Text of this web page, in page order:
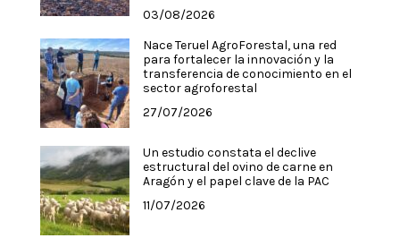
03/08/2026
Nace Teruel AgroForestal, una red
para fortalecer la innovación y la
transferencia de conocimiento en el
sector agroforestal
27/07/2026
Un estudio constata el declive
estructural del ovino de carne en
Aragón y el papel clave de la PAC
11/07/2026